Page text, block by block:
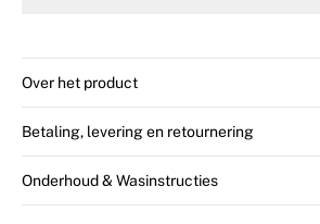
Over het product
Betaling, levering en retournering
Onderhoud & Wasinstructies